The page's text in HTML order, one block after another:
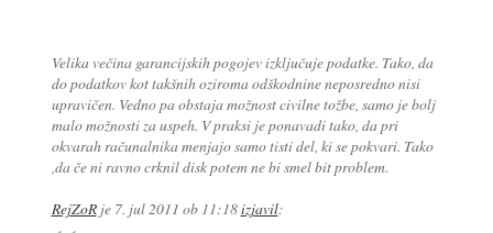
Velika večina garancijskih pogojev izključuje podatke. Tako, da
do podatkov kot takšnih oziroma odškodnine neposredno nisi
upravičen. Vedno pa obstaja možnost civilne tožbe, samo je bolj
malo možnosti za uspeh. V praksi je ponavadi tako, da pri
okvarah računalnika menjajo samo tisti del, ki se pokvari. Tako
,da če ni ravno crknil disk potem ne bi smel bit problem.
RejZoRje 7. jul 2011 ob 11:18izjavil: